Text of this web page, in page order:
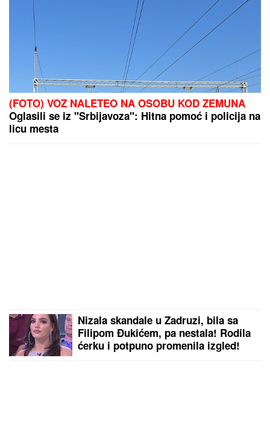
(FOTO) VOZ NALETEO NA OSOBU KOD ZEMUNA
Oglasili se iz "Srbijavoza": Hitna pomoć i policija na
licu mesta
Nizala skandale u Zadruzi, bila sa
Filipom Đukićem, pa nestala! Rodila
ćerku i potpuno promenila izgled!